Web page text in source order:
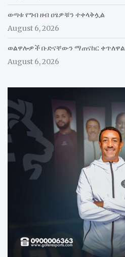
ወጣቱ የግብ ዘብ ዐፄዎቹን ተቀላቅሏል
August 6, 2026
ወልዋሎዎች ቡድናቸውን ማጠናከር ቀጥለዋል
August 6, 2026